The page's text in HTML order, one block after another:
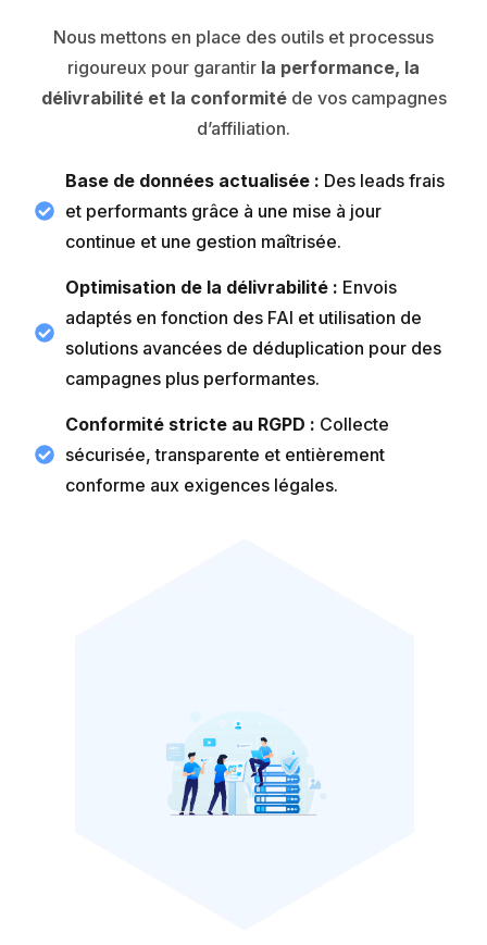
Nous mettons en place des outils et processus
rigoureux pour garantir la performance, la
délivrabilité et la conformitéde vos campagnes
d’affiliation.
Base de données actualisée : Des leads frais
et performants grâce à une mise à jour
continue et une gestion maîtrisée.
Optimisation de la délivrabilité : Envois
adaptés en fonction des FAI et utilisation de
solutions avancées de déduplication pour des
campagnes plus performantes.
Conformité stricte au RGPD : Collecte
sécurisée, transparente et entièrement
conforme aux exigences légales.